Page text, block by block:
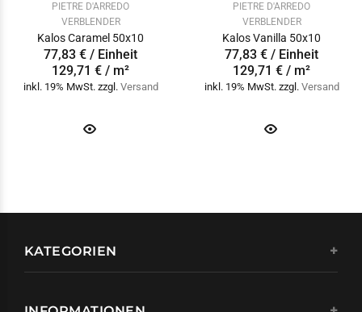
PIETRE D'ARREDO
VERBLENDER
Kalos Caramel 50x10
77,83 € / Einheit
129,71 € / m²
inkl. 19% MwSt. zzgl. Versand
PIETRE D'ARREDO
VERBLENDER
Kalos Vanilla 50x10
77,83 € / Einheit
129,71 € / m²
inkl. 19% MwSt. zzgl. Versand
KATEGORIEN